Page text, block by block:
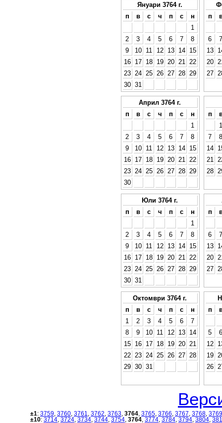
Януари 3764 г.
п
в с ч п с
н
1
2
3 4 5 6 7
8
9
10 11 12 13 14
15
16
17 18 19 20 21
22
23
24 25 26 27 28
29
30 31
п
6
7
13
20
27
Април 3764 г.
п
в с ч п с
н
1
2
3 4 5 6 7
8
9
10 11 12 13 14
15
16
17 18 19 20 21
22
23
24 25 26 27 28
29
30
п
1
7
8
14
21
28
Юли 3764 г.
п
в с ч п с
н
1
2
3 4 5 6 7
8
9
10 11 12 13 14
15
16
17 18 19 20 21
22
23
24 25 26 27 28
29
30 31
п
6
7
13
20
27
Октомври 3764 г.
п
в с ч п с
н
1
2 3 4 5 6
7
8
9 10 11 12 13
14
15
16 17 18 19 20
21
22
23 24 25 26 27
28
29 30 31
п
5
6
12
19
26
±1: 3759 3760 3761 3762 3763 3764 3765 3766 3767 3768 3769
±10: 3714 3724 3734 3744 3754 3764 3774 3784 3794 3804